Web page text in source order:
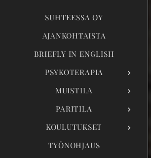
SUHTEESSA OY
AJANKOHTAISTA
BRIEFLY IN ENGLISH
PSYKOTERAPIA
MUISTILA
PARITILA
KOULUTUKSET
TYÖNOHJAUS